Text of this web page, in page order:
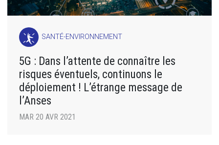
SANTÉ-ENVIRONNEMENT
5G : Dans l’attente de connaître les
risques éventuels, continuons le
déploiement ! L’étrange message de
l’Anses
MAR 20 AVR 2021